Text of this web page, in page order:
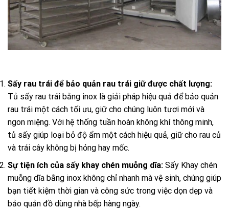
Sấy rau trái để bảo quản rau trái giữ được chất lượng:
Tủ sấy rau trái bằng inox là giải pháp hiệu quả để bảo quản
rau trái một cách tối ưu, giữ cho chúng luôn tươi mới và
ngon miệng. Với hệ thống tuần hoàn không khí thông minh,
tủ sấy giúp loại bỏ độ ẩm một cách hiệu quả, giữ cho rau củ
và trái cây không bị hỏng hay mốc.
Sự tiện ích của sấy khay chén muỗng dĩa: Sấy Khay chén
muỗng dĩa bằng inox không chỉ nhanh mà vệ sinh, chúng giúp
bạn tiết kiệm thời gian và công sức trong việc dọn dẹp và
bảo quản đồ dùng nhà bếp hàng ngày.